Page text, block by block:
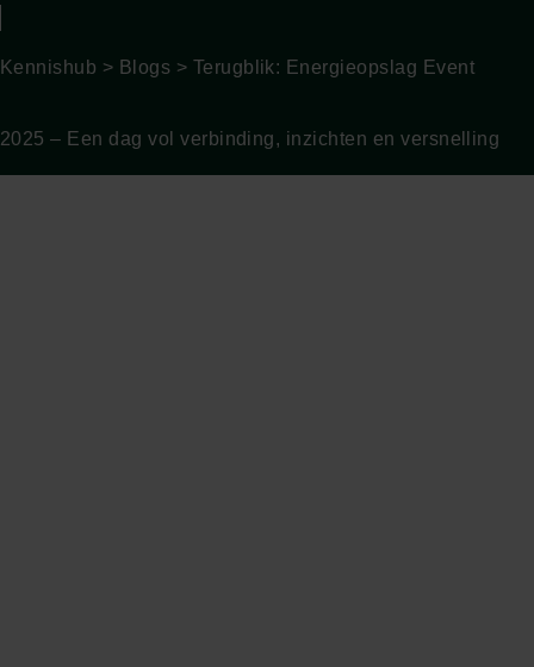
Kennishub > Blogs > Terugblik: Energieopslag Event
2025 – Een dag vol verbinding, inzichten en versnelling